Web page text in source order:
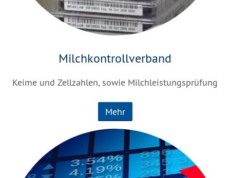
Milchkontrollverband
Keime und Zellzahlen, sowie Milchleistungsprüfung
Mehr